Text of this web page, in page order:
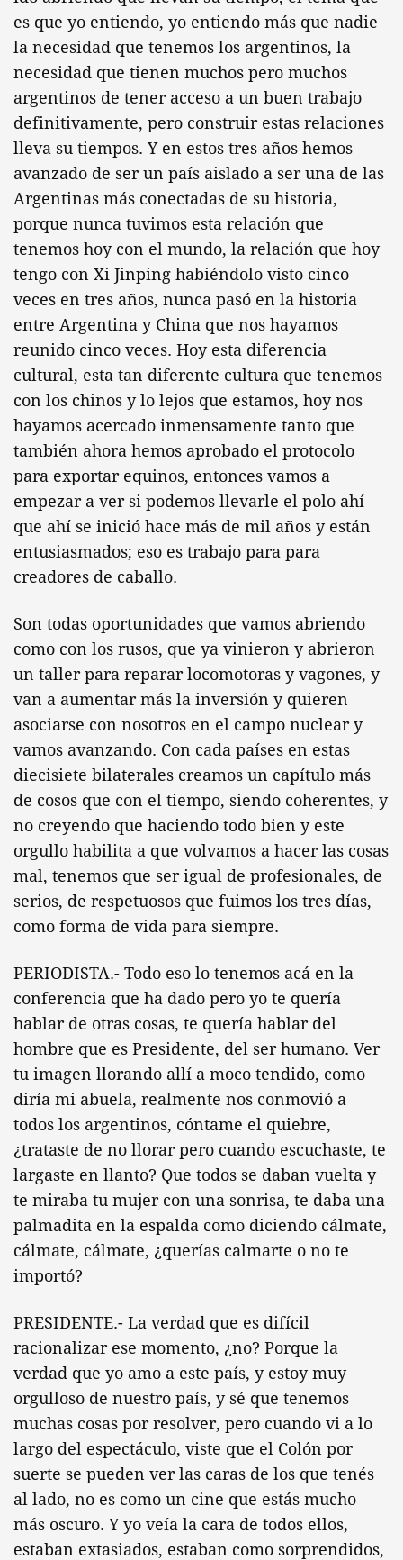
es que yo entiendo, yo entiendo más que nadie
la necesidad que tenemos los argentinos, la
necesidad que tienen muchos pero muchos
argentinos de tener acceso a un buen trabajo
definitivamente, pero construir estas relaciones
lleva su tiempos. Y en estos tres años hemos
avanzado de ser un país aislado a ser una de las
Argentinas más conectadas de su historia,
porque nunca tuvimos esta relación que
tenemos hoy con el mundo, la relación que hoy
tengo con Xi Jinping habiéndolo visto cinco
veces en tres años, nunca pasó en la historia
entre Argentina y China que nos hayamos
reunido cinco veces. Hoy esta diferencia
cultural, esta tan diferente cultura que tenemos
con los chinos y lo lejos que estamos, hoy nos
hayamos acercado inmensamente tanto que
también ahora hemos aprobado el protocolo
para exportar equinos, entonces vamos a
empezar a ver si podemos llevarle el polo ahí
que ahí se inició hace más de mil años y están
entusiasmados; eso es trabajo para para
creadores de caballo.
Son todas oportunidades que vamos abriendo
como con los rusos, que ya vinieron y abrieron
un taller para reparar locomotoras y vagones, y
van a aumentar más la inversión y quieren
asociarse con nosotros en el campo nuclear y
vamos avanzando. Con cada países en estas
diecisiete bilaterales creamos un capítulo más
de cosos que con el tiempo, siendo coherentes, y
no creyendo que haciendo todo bien y este
orgullo habilita a que volvamos a hacer las cosas
mal, tenemos que ser igual de profesionales, de
serios, de respetuosos que fuimos los tres días,
como forma de vida para siempre.
PERIODISTA.- Todo eso lo tenemos acá en la
conferencia que ha dado pero yo te quería
hablar de otras cosas, te quería hablar del
hombre que es Presidente, del ser humano. Ver
tu imagen llorando allí a moco tendido, como
diría mi abuela, realmente nos conmovió a
todos los argentinos, cóntame el quiebre,
¿trataste de no llorar pero cuando escuchaste, te
largaste en llanto? Que todos se daban vuelta y
te miraba tu mujer con una sonrisa, te daba una
palmadita en la espalda como diciendo cálmate,
cálmate, cálmate, ¿querías calmarte o no te
importó?
PRESIDENTE.- La verdad que es difícil
racionalizar ese momento, ¿no? Porque la
verdad que yo amo a este país, y estoy muy
orgulloso de nuestro país, y sé que tenemos
muchas cosas por resolver, pero cuando vi a lo
largo del espectáculo, viste que el Colón por
suerte se pueden ver las caras de los que tenés
al lado, no es como un cine que estás mucho
más oscuro. Y yo veía la cara de todos ellos,
estaban extasiados, estaban como sorprendidos,